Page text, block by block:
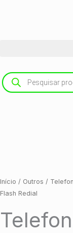
Pesquisar
produtos
Início / Outros /
Flash Redial